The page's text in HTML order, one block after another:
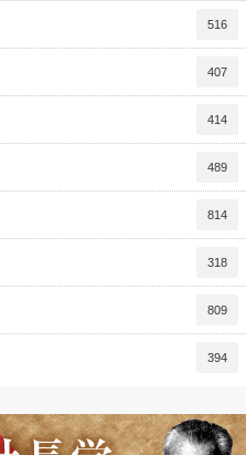
516
407
414
489
814
318
809
394